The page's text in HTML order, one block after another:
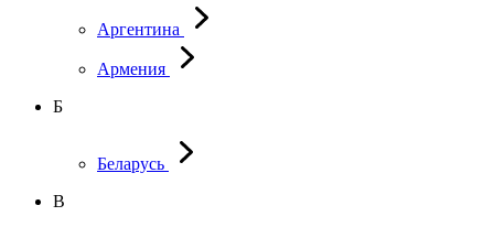
Аргентина
Армения
Б
Беларусь
В